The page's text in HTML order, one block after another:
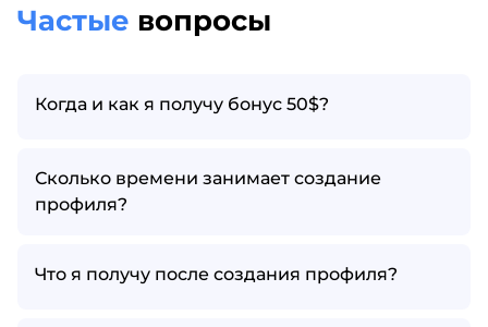
Частые вопросы
Когда и как я получу бонус 50$?
Сколько времени занимает создание
профиля?
Что я получу после создания профиля?